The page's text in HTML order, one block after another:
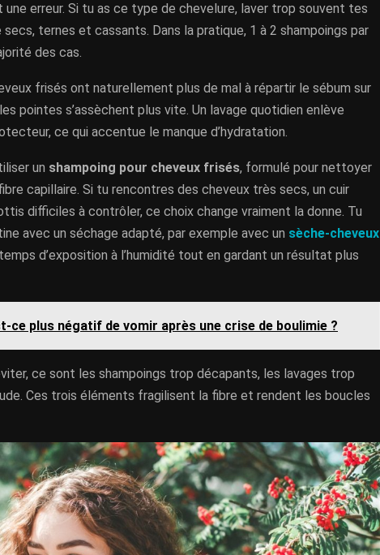
erreur. Si tu as ce type de chevelure, laver trop souvent tes
ternes et cassants. Dans la pratique, 1 à 2 shampoings par
des cas.
frisés ont naturellement plus de mal à répartir le sébum sur
pointes s’assèchent plus vite. Un lavage quotidien enlève
ce qui accentue le manque d’hydratation.
un shampoing pour cheveux frisés, formulé pour nettoyer
capillaire. Si tu rencontres des cheveux très secs, un cuir
difficiles à contrôler, ce choix change vraiment la donne. Tu
avec un séchage adapté, par exemple avec un sèche-cheveux
d’exposition à l’humidité tout en gardant un résultat plus
ce plus négatif de vomir après une crise de boulimie ?
ce sont les shampoings trop décapants, les lavages trop
Ces trois éléments fragilisent la fibre et rendent les boucles